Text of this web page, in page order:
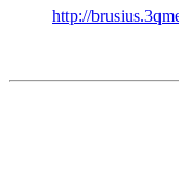
http://